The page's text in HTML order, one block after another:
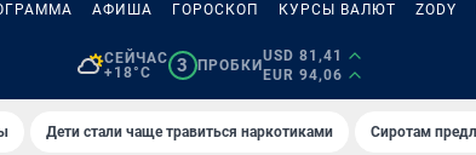
АФИША ГОРОСКОП КУРСЫ ВАЛЮТ ZODY
СЕЙЧАС
+18°C
3 ПРОБКИ
USD 81,41
EUR 94,06
Дети стали чаще травиться наркотиками Сиротам